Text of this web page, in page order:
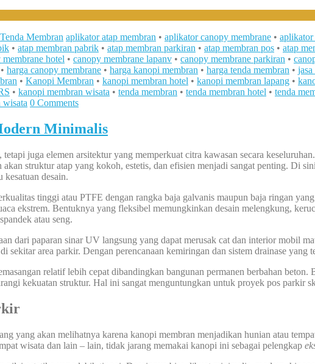
Tenda Membran aplikator atap membran • aplikator canopy membrane • aplikator
• atap membran pabrik • atap membran parkiran • atap membran pos • atap
hotel • canopy membrane lapanv • canopy membrane parkiran •
• harga canopy membrane • harga kanopi membran • harga tenda membran •
• Kanopi Membran • kanopi membran hotel • kanopi membran lapang •
• kanopi membran wisata • tenda membran • tenda membran hotel • tenda
wisata 0 Comments
Minimalis
juga elemen arsitektur yang memperkuat citra kawasan secara
struktur atap yang kokoh, estetis, dan efisien menjadi sangat penting. Di
desain.
tinggi atau PTFE dengan rangka baja galvanis maupun baja ringan
ekstrem. Bentuknya yang fleksibel memungkinkan desain melengkung,
atau seng.
dari paparan sinar UV langsung yang dapat merusak cat dan interior mobil
area parkir. Dengan perencanaan kemiringan dan sistem drainase yang
relatif lebih cepat dibandingkan bangunan permanen berbahan
kekuatan struktur. Hal ini sangat menguntungkan untuk proyek pos parkir
yang akan melihatnya karena kanopi membran menjadikan hunian atau
wisata dan lain – lain, tidak jarang memakai kanopi ini sebagai pelengkap